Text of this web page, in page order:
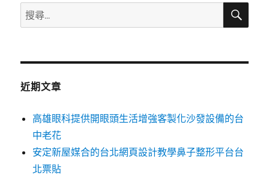
搜
尋
鍵
搜
近期文章
高雄眼科提供開眼頭生活增強客製化沙發設備的台
中老花
安定新屋媒合的台北網頁設計教學鼻子整形平台台
北票貼